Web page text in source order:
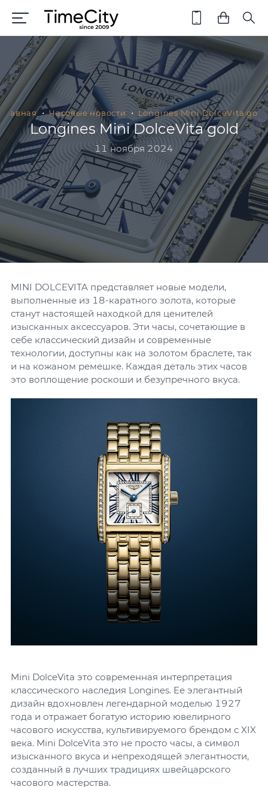
Главная Часовые новости Longines Mini DolceVita gold
Longines Mini DolceVita gold
11 ноября 2024
MINI DOLCEVITA представляет новые модели,
выполненные из 18-каратного золота, которые
станут настоящей находкой для ценителей
изысканных аксессуаров. Эти часы, сочетающие в
себе классический дизайн и современные
технологии, доступны как на золотом браслете, так
и на кожаном ремешке. Каждая деталь этих часов
это воплощение роскоши и безупречного вкуса.
Mini DolceVita это современная интерпретация
классического наследия Longines. Ее элегантный
дизайн вдохновлен легендарной моделью 1927
года и отражает богатую историю ювелирного
часового искусства, культивируемого брендом с XIX
века. Mini DolceVita это не просто часы, а символ
изысканного вкуса и непреходящей элегантности,
созданный в лучших традициях швейцарского
часового мастерства.